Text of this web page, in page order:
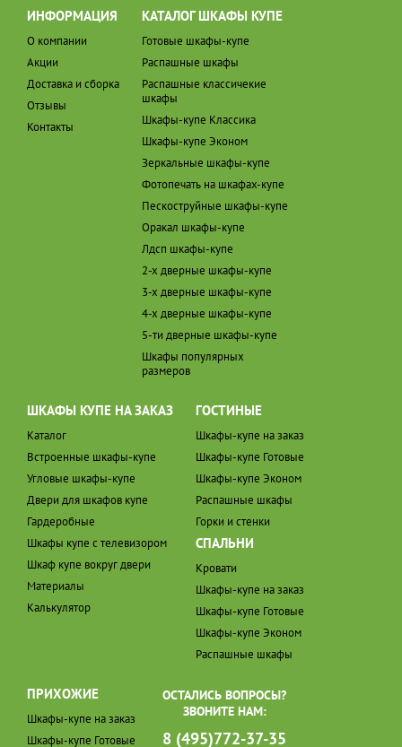
ИНФОРМАЦИЯ
О компании
Акции
Доставка и сборка
Отзывы
Контакты
КАТАЛОГ ШКАФЫ КУПЕ
Готовые шкафы-купе
Распашные шкафы
Распашные классичекие
шкафы
Шкафы-купе Классика
Шкафы-купе Эконом
Зеркальные шкафы-купе
Фотопечать на шкафах-купе
Пескоструйные шкафы-купе
Оракал шкафы-купе
Лдсп шкафы-купе
2-х дверные шкафы-купе
3-х дверные шкафы-купе
4-х дверные шкафы-купе
5-ти дверные шкафы-купе
Шкафы популярных
размеров
ШКАФЫ КУПЕ НА ЗАКАЗ
Каталог
Встроенные шкафы-купе
Угловые шкафы-купе
Двери для шкафов купе
Гардеробные
Шкафы купе с телевизором
Шкаф купе вокруг двери
Материалы
Калькулятор
ГОСТИНЫЕ
Шкафы-купе на заказ
Шкафы-купе Готовые
Шкафы-купе Эконом
Распашные шкафы
Горки и стенки
СПАЛЬНИ
Кровати
Шкафы-купе на заказ
Шкафы-купе Готовые
Шкафы-купе Эконом
Распашные шкафы
ПРИХОЖИЕ
Шкафы-купе на заказ
Шкафы-купе Готовые
ОСТАЛИСЬ ВОПРОСЫ?
ЗВОНИТЕ НАМ:
8 (495)772-37-35